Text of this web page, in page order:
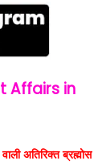
Affairs in
अतिरिक्त ब्रह्मोस